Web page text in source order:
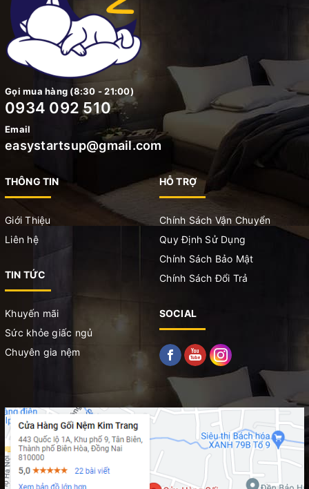
Gọi mua hàng (8:30 - 21:00)
0934 092 510
Email
easystartsup@gmail.com
THÔNG TIN
Giới Thiệu
Liên hệ
TIN TỨC
Khuyến mãi
Sức khỏe giấc ngủ
Chuyên gia nệm
HỖ TRỢ
Chính Sách Vận Chuyển
Quy Định Sử Dụng
Chính Sách Bảo Mật
Chính Sách Đổi Trả
SOCIAL